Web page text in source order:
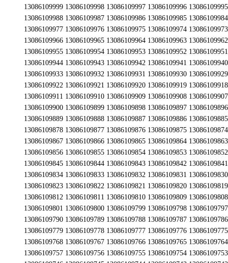
13086109999 13086109998 13086109997 13086109996 13086109995 13086109994 13086109993 13086109992 13086109991 13086109990 13086109989 13086109988 13086109987 13086109986 13086109985 13086109984 13086109983 13086109982 13086109981 13086109980 13086109979 13086109978 13086109977 13086109976 13086109975 13086109974 13086109973 13086109972 13086109971 13086109970 13086109969 13086109968 13086109967 13086109966 13086109965 13086109964 13086109963 13086109962 13086109961 13086109960 13086109959 13086109958 13086109957 13086109956 13086109955 13086109954 13086109953 13086109952 13086109951 13086109950 13086109949 13086109948 13086109947 13086109946 13086109945 13086109944 13086109943 13086109942 13086109941 13086109940 13086109939 13086109938 13086109937 13086109936 13086109935 13086109934 13086109933 13086109932 13086109931 13086109930 13086109929 13086109928 13086109927 13086109926 13086109925 13086109924 13086109923 13086109922 13086109921 13086109920 13086109919 13086109918 13086109917 13086109916 13086109915 13086109914 13086109913 13086109912 13086109911 13086109910 13086109909 13086109908 13086109907 13086109906 13086109905 13086109904 13086109903 13086109902 13086109901 13086109900 13086109899 13086109898 13086109897 13086109896 13086109895 13086109894 13086109893 13086109892 13086109891 13086109890 13086109889 13086109888 13086109887 13086109886 13086109885 13086109884 13086109883 13086109882 13086109881 13086109880 13086109879 13086109878 13086109877 13086109876 13086109875 13086109874 13086109873 13086109872 13086109871 13086109870 13086109869 13086109868 13086109867 13086109866 13086109865 13086109864 13086109863 13086109862 13086109861 13086109860 13086109859 13086109858 13086109857 13086109856 13086109855 13086109854 13086109853 13086109852 13086109851 13086109850 13086109849 13086109848 13086109847 13086109846 13086109845 13086109844 13086109843 13086109842 13086109841 13086109840 13086109839 13086109838 13086109837 13086109836 13086109835 13086109834 13086109833 13086109832 13086109831 13086109830 13086109829 13086109828 13086109827 13086109826 13086109825 13086109824 13086109823 13086109822 13086109821 13086109820 13086109819 13086109818 13086109817 13086109816 13086109815 13086109814 13086109813 13086109812 13086109811 13086109810 13086109809 13086109808 13086109807 13086109806 13086109805 13086109804 13086109803 13086109802 13086109801 13086109800 13086109799 13086109798 13086109797 13086109796 13086109795 13086109794 13086109793 13086109792 13086109791 13086109790 13086109789 13086109788 13086109787 13086109786 13086109785 13086109784 13086109783 13086109782 13086109781 13086109780 13086109779 13086109778 13086109777 13086109776 13086109775 13086109774 13086109773 13086109772 13086109771 13086109770 13086109769 13086109768 13086109767 13086109766 13086109765 13086109764 13086109763 13086109762 13086109761 13086109760 13086109759 13086109758 13086109757 13086109756 13086109755 13086109754 13086109753 13086109752 13086109751 13086109750 13086109749 13086109748 13086109747 13086109746 13086109745 13086109744 13086109743 13086109742 13086109741 13086109740 13086109739 13086109738 13086109737 13086109736 13086109735 13086109734 13086109733 13086109732 13086109731 13086109730 13086109729 13086109728 13086109727 13086109726 13086109725 13086109724 13086109723 13086109722 13086109721 13086109720 13086109719 13086109718 13086109717 13086109716 13086109715 13086109714 13086109713 13086109712 13086109711 13086109710 13086109709 13086109708 13086109707 13086109706 13086109705 13086109704 13086109703 13086109702 13086109701 13086109700 13086109699 13086109698 13086109697 13086109696 13086109695 13086109694 13086109693 13086109692 13086109691 13086109690 13086109689 13086109688 13086109687 13086109686 13086109685 13086109684 13086109683 13086109682 13086109681 13086109680 13086109679 13086109678 13086109677 13086109676 13086109675 13086109674 13086109673 13086109672 13086109671 13086109670 13086109669 13086109668 13086109667 13086109666 13086109665 13086109664 13086109663 13086109662 13086109661 13086109660 13086109659 13086109658 13086109657 13086109656 13086109655 13086109654 13086109653 13086109652 13086109651 13086109650 13086109649 13086109648 13086109647 13086109646 13086109645 13086109644 13086109643 13086109642 13086109641 13086109640 13086109639 13086109638 13086109637 13086109636 13086109635